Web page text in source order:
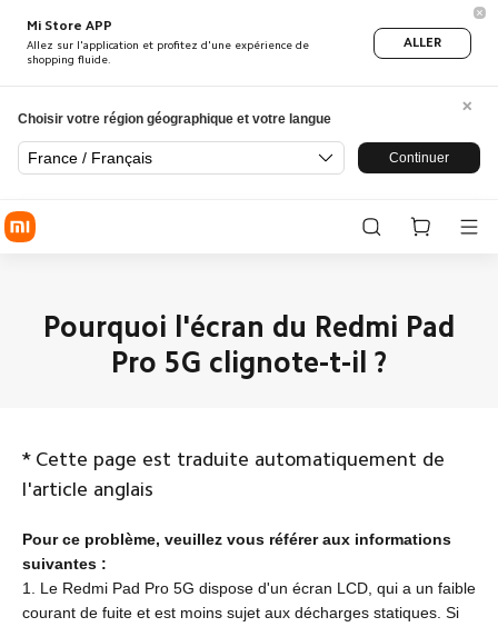
Mi Store APP
Allez sur l'application et profitez d'une expérience de
shopping fluide.
ALLER
Choisir votre région géographique et votre langue
France / Français Continuer
Pourquoi l'écran du Redmi Pad
Pro 5G clignote-t-il ?
* Cette page est traduite automatiquement de
l'article anglais
Pour ce problème, veuillez vous référer aux informations
suivantes :
1. Le Redmi Pad Pro 5G dispose d'un écran LCD, qui a un faible
courant de fuite et est moins sujet aux décharges statiques. Si